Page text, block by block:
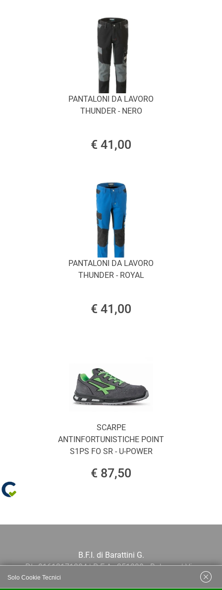
PANTALONI DA LAVORO
THUNDER - NERO
€ 41,00
PANTALONI DA LAVORO
THUNDER - ROYAL
€ 41,00
SCARPE
ANTINFORTUNISTICHE POINT
S1PS FO SR - U-POWER
€ 87,50
B.F.I. di Barattini G.
P.I.: 01613171204 | R.E.A.: 351290 - Bologna | Via
Po 13E, 40139, Bologna | Telefono: 051
Solo Cookie Tecnici